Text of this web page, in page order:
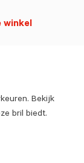
Bekijk
bril biedt.
winkel